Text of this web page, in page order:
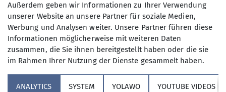
Qualifikationen
Trainer*in C Sportklettern Breitensport
10€ für die Busfahrt
Maximale Teilnehmeranzahl
6
Außerdem geben wir Informationen zu Ihrer Verwendung
unserer Website an unsere Partner für soziale Medien,
Werbung und Analysen weiter. Unsere Partner führen diese
Informationen möglicherweise mit weiteren Daten
zusammen, die Sie ihnen bereitgestellt haben oder die sie
im Rahmen Ihrer Nutzung der Dienste gesammelt haben.
ANALYTICS SYSTEM YOLAWO YOUTUBE VIDEOS